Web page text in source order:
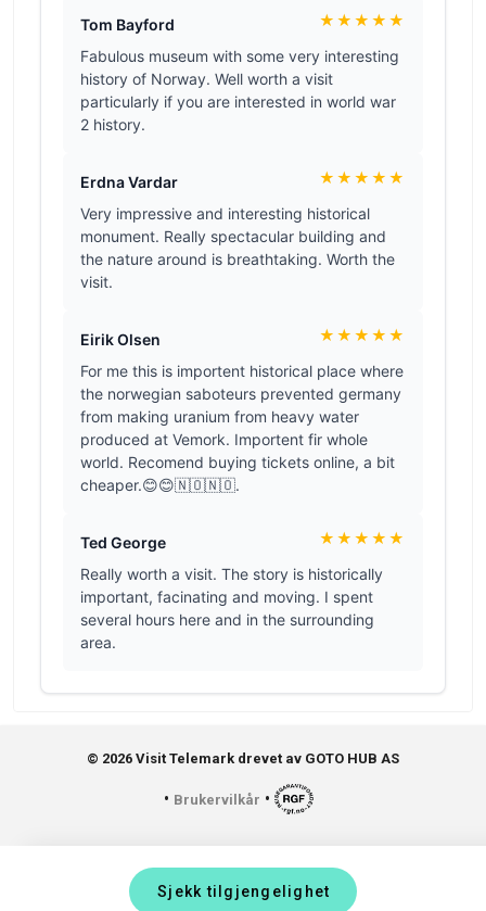
Sjekk tilgjengelighet
© 2026 Visit Telemark drevet av GOTO HUB AS
• Brukervilkår •